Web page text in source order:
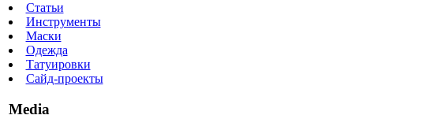
Статьи
Инструменты
Маски
Одежда
Татуировки
Сайд-проекты
Media